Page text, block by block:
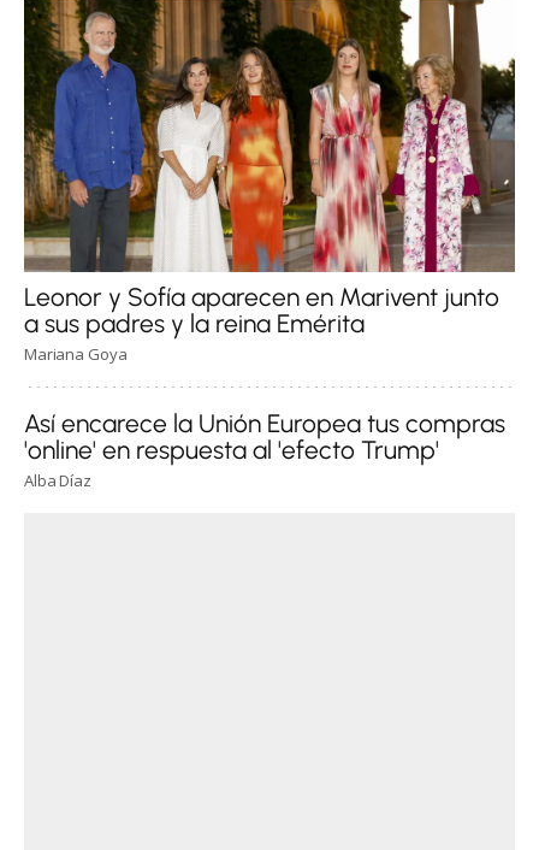
Leonor y Sofía aparecen en Marivent junto
a sus padres y la reina Emérita
Mariana Goya
Así encarece la Unión Europea tus compras
'online' en respuesta al 'efecto Trump'
Alba Díaz